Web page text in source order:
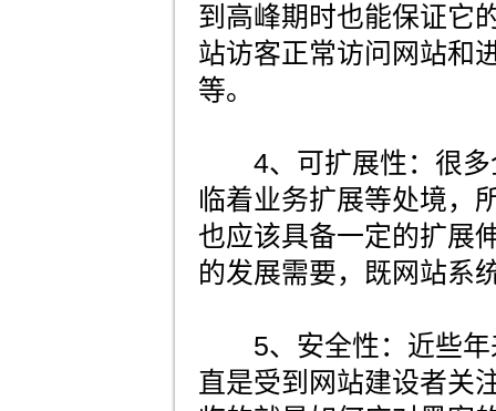
到高峰期时也能保证它
站访客正常访问网站和
等。
4、可扩展性：很多
临着业务扩展等处境，
也应该具备一定的扩展
的发展需要，既网站系
5、安全性：近些年
直是受到网站建设者关